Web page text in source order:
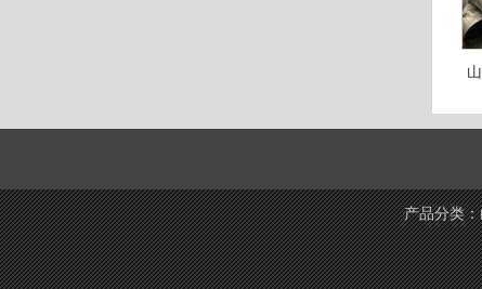
产品分类：